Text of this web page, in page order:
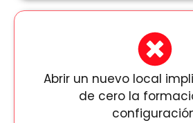
Abrir un nuevo local
de cero la